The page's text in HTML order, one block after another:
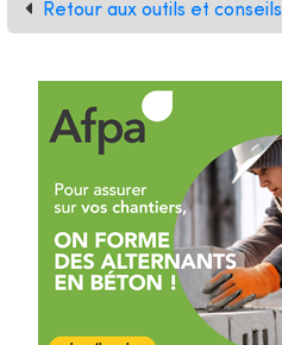
Retour aux outils et conseils